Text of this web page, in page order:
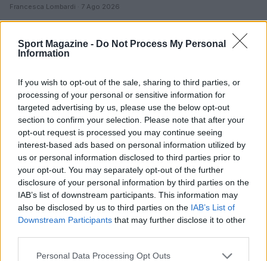
Sport Magazine - Do Not Process My Personal
Information
If you wish to opt-out of the sale, sharing to third parties, or
processing of your personal or sensitive information for
targeted advertising by us, please use the below opt-out
section to confirm your selection. Please note that after your
opt-out request is processed you may continue seeing
interest-based ads based on personal information utilized by
us or personal information disclosed to third parties prior to
your opt-out. You may separately opt-out of the further
disclosure of your personal information by third parties on the
IAB’s list of downstream participants. This information may
also be disclosed by us to third parties on the IAB’s List of
Downstream Participants that may further disclose it to other
Please note that this website/app uses one or more Google
Personal Data Processing Opt Outs
Francesca Lombardi · 7 Ago 2026
Scoperte carcasse di moto e motori in container
destinati al Senegal
Ilaria Mauri · 4 Ago 2026